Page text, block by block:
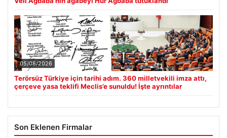
05/08/2026
Terörsüz Türkiye için tarihi adım. 360 milletvekili imza attı,
çerçeve yasa teklifi Meclis’e sunuldu! İşte ayrıntılar
Son Eklenen Firmalar